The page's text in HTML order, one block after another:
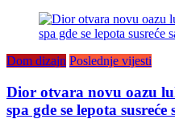
Dom dizajn Poslednje vijesti
Dior otvara novu oazu
spa gde se lepota